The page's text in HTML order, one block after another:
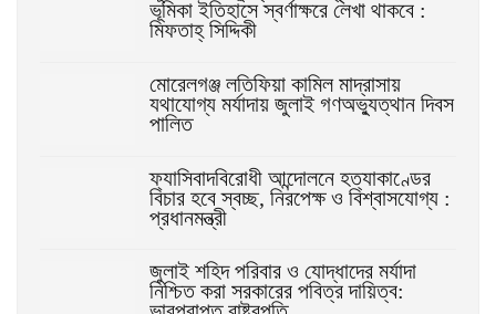
ভূমিকা ইতিহাসে স্বর্ণাক্ষরে লেখা থাকবে :
মিফতাহ্ সিদ্দিকী
মোরেলগঞ্জ লতিফিয়া কামিল মাদ্রাসায়
যথাযোগ্য মর্যাদায় জুলাই গণঅভ্যুত্থান দিবস
পালিত
ফ্যাসিবাদবিরোধী আন্দোলনে হত্যাকাণ্ডের
বিচার হবে স্বচ্ছ, নিরপেক্ষ ও বিশ্বাসযোগ্য :
প্রধানমন্ত্রী
জুলাই শহিদ পরিবার ও যোদ্ধাদের মর্যাদা
নিশ্চিত করা সরকারের পবিত্র দায়িত্ব: